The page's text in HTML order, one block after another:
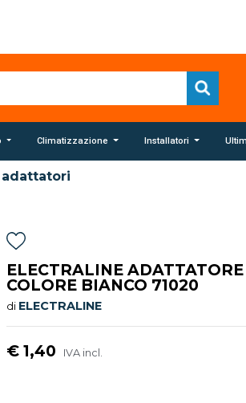
Climatizzazione Installatori
ELECTRALINE
COLORE BIANCO 71020
di ELECTRALINE
€ 1,40 IVA incl.